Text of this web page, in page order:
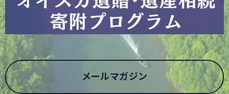
メールマガジン